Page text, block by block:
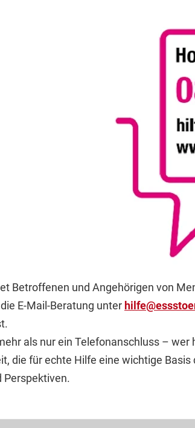
Betroffenen und Angehörigen von
E-Mail-Beratung unter hilfe@
als nur ein Telefonanschluss –
die für echte Hilfe eine wichtige
Perspektiven.